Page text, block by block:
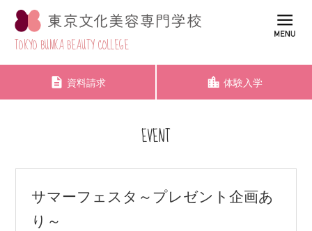
TOKYO BUNKA BEAUTY COLLEGE
資料請求 体験入学
EVENT
サマーフェスタ～プレゼント企画あ
り～